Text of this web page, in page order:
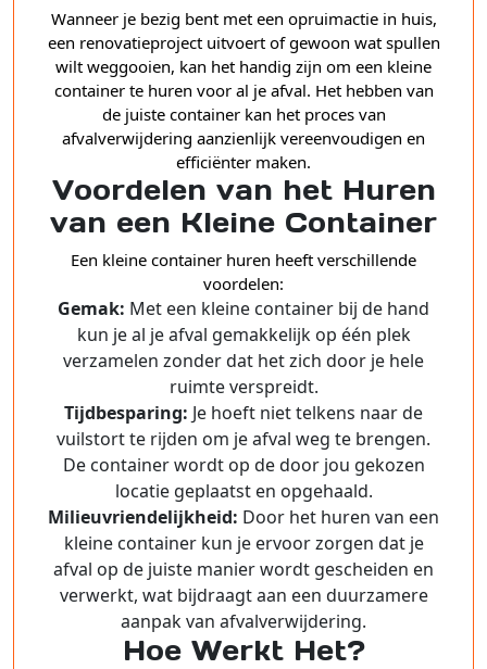
Wanneer je bezig bent met een opruimactie in huis,
een renovatieproject uitvoert of gewoon wat spullen
wilt weggooien, kan het handig zijn om een kleine
container te huren voor al je afval. Het hebben van
de juiste container kan het proces van
afvalverwijdering aanzienlijk vereenvoudigen en
efficiënter maken.
Voordelen van het Huren
van een Kleine Container
Een kleine container huren heeft verschillende
voordelen:
Gemak: Met een kleine container bij de hand
kun je al je afval gemakkelijk op één plek
verzamelen zonder dat het zich door je hele
ruimte verspreidt.
Tijdbesparing: Je hoeft niet telkens naar de
vuilstort te rijden om je afval weg te brengen.
De container wordt op de door jou gekozen
locatie geplaatst en opgehaald.
Milieuvriendelijkheid: Door het huren van een
kleine container kun je ervoor zorgen dat je
afval op de juiste manier wordt gescheiden en
verwerkt, wat bijdraagt aan een duurzamere
aanpak van afvalverwijdering.
Hoe Werkt Het?